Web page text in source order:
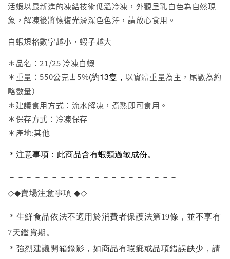
活蝦以最新進的凍結技術低溫冷凍，外觀呈乳白色為自然現
象，解凍後將恢復光滑深色色澤，請放心食用。
白蝦規格數字越小，蝦子越大
＊品名：21/25 冷凍白蝦
＊重量：550公克±5%(約13隻，以實體重量為主，尾數為約
略數量）
＊建議食用方式：流水解凍，煮熟即可食用。
＊保存方式：冷凍保存
＊產地:其他
＊注意事項：此商品含有蝦類過敏成份。
－－－－－－－－－－－－－－－－－－－－
◇◆賣場注意事項◆◇
＊生鮮食品依法不適用於消費者保護法第19條，並不享有
7天鑑賞期。
＊強烈建議開箱錄影，如商品有瑕疵或品項錯誤缺少，請